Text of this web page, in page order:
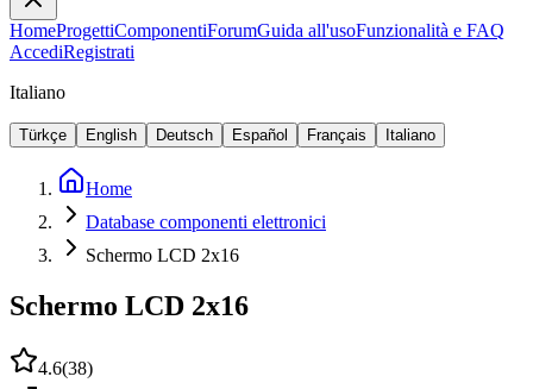
HomeProgettiComponentiForumGuida all'usoFunzionalità e FAQ
AccediRegistrati
Italiano
Türkçe English Deutsch Español Français Italiano
Home
Database componenti elettronici
Schermo LCD 2x16
Schermo LCD 2x16
4.6(38)